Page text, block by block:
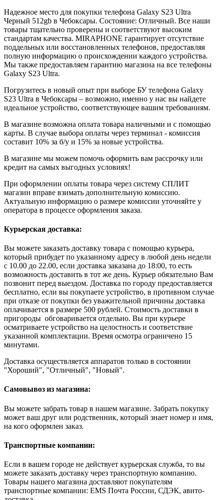
Надежное место для покупки телефона Galaxy S23 Ultra
Черный 512gb в Чебоксары. Состояние: Отличный. Все наши
товары тщательно проверены и соответствуют высоким
стандартам качества. MIRAPHONE гарантирует отсутствие
поддельных или восстановленных телефонов, предоставляя
полную информацию о происхождении каждого устройства.
Мы также предоставляем гарантию магазина на все телефоны
Galaxy S23 Ultra.
Погрузитесь в новый опыт при выборе БУ телефона Galaxy
S23 Ultra в Чебоксары – возможно, именно у нас вы найдете
идеальное устройство, соответствующее вашим требованиям.
В магазине возможна оплата товара наличными и с помощью
карты. В случае выбора оплаты через терминал - комиссия
составит 10% за б/у и 15% за новые устройства.
В магазине мы можем помочь оформить вам рассрочку или
кредит на самых выгодных условиях!
При оформлении оплаты товара через систему СПЛИТ
магазин вправе взимать дополнительную комиссию.
Актуальную информацию о размере комиссии уточняйте у
оператора в процессе оформления заказа.
Курьерская доставка:
Вы можете заказать доставку товара с помощью курьера,
который прибудет по указанному адресу в любой день недели
с 10.00 до 22.00, если доставка заказана до 18:00, то есть
возможность доставить в тот же день. Курьер обязательно Вам
позвонит перед выездом. Доставка по городу предоставляется
бесплатно, если вы покупаете устройство, в противном случае
при отказе от покупки без уважительной причины доставка
оплачивается в размере 500 рублей. Стоимость доставки в
пригороды обговаривается отдельно. Вы при курьере
осматриваете устройство на целостность и соответствие
указанной комплектации. Время осмотра ограничено 15
минутами.
Доставка осуществляется аппаратов только в состоянии
"Хороший", "Отличный", "Новый".
Самовывоз из магазина:
Вы можете забрать товар в нашем магазине. Забрать покупку
может ваш друг или родственник, который знает номер и имя,
на кого оформлен заказ.
Транспортные компании:
Если в вашем городе не действует курьерская служба, то вы
можете заказать доставку через транспортную компанию.
Товары нашего магазина доставляют покупателям
транспортные компании: EMS Почта России, СДЭК, авито-